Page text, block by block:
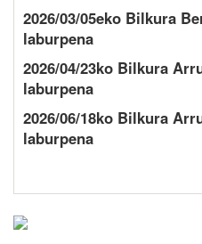
2026/03/05eko Bilkura
laburpena
2026/04/23ko Bilkura
laburpena
2026/06/18ko Bilkura
laburpena